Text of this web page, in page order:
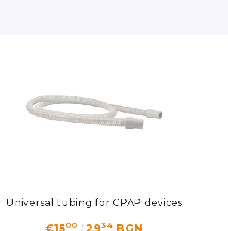
Universal tubing for CPAP devices
00 34